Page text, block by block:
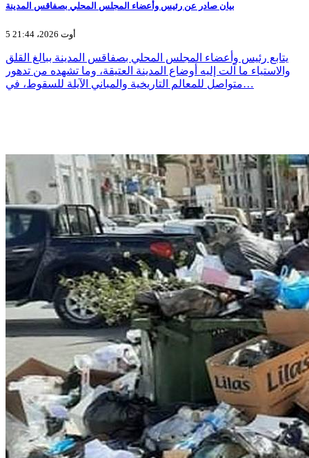
بيان صادر عن رئيس وأعضاء المجلس المحلي بصفاقس المدينة
5 أوت 2026، 21:44
يتابع رئيس وأعضاء المجلس المحلي بصفاقس المدينة ببالغ القلق
والاستياء ما آلت إليه أوضاع المدينة العتيقة، وما تشهده من تدهور
متواصل للمعالم التاريخية والمباني الآيلة للسقوط، في…